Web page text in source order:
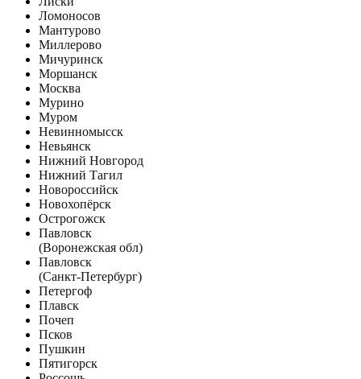
Ломоносов
Мантурово
Миллерово
Мичуринск
Моршанск
Москва
Мурино
Муром
Невинномысск
Невьянск
Нижний Новгород
Нижний Тагил
Новороссийск
Новохопёрск
Острогожск
Павловск
(Воронежская обл)
Павловск
(Санкт-Петербург)
Петергоф
Плавск
Почеп
Псков
Пушкин
Пятигорск